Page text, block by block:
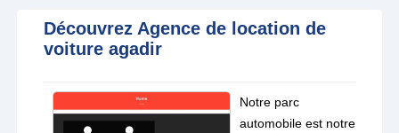
Découvrez Agence de location de
voiture agadir
Notre parc
automobile est notre